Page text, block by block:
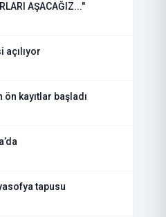
AŞACAĞIZ..."
açılıyor
ön kayıtlar başladı
tapusu